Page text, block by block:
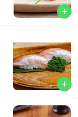
add
add